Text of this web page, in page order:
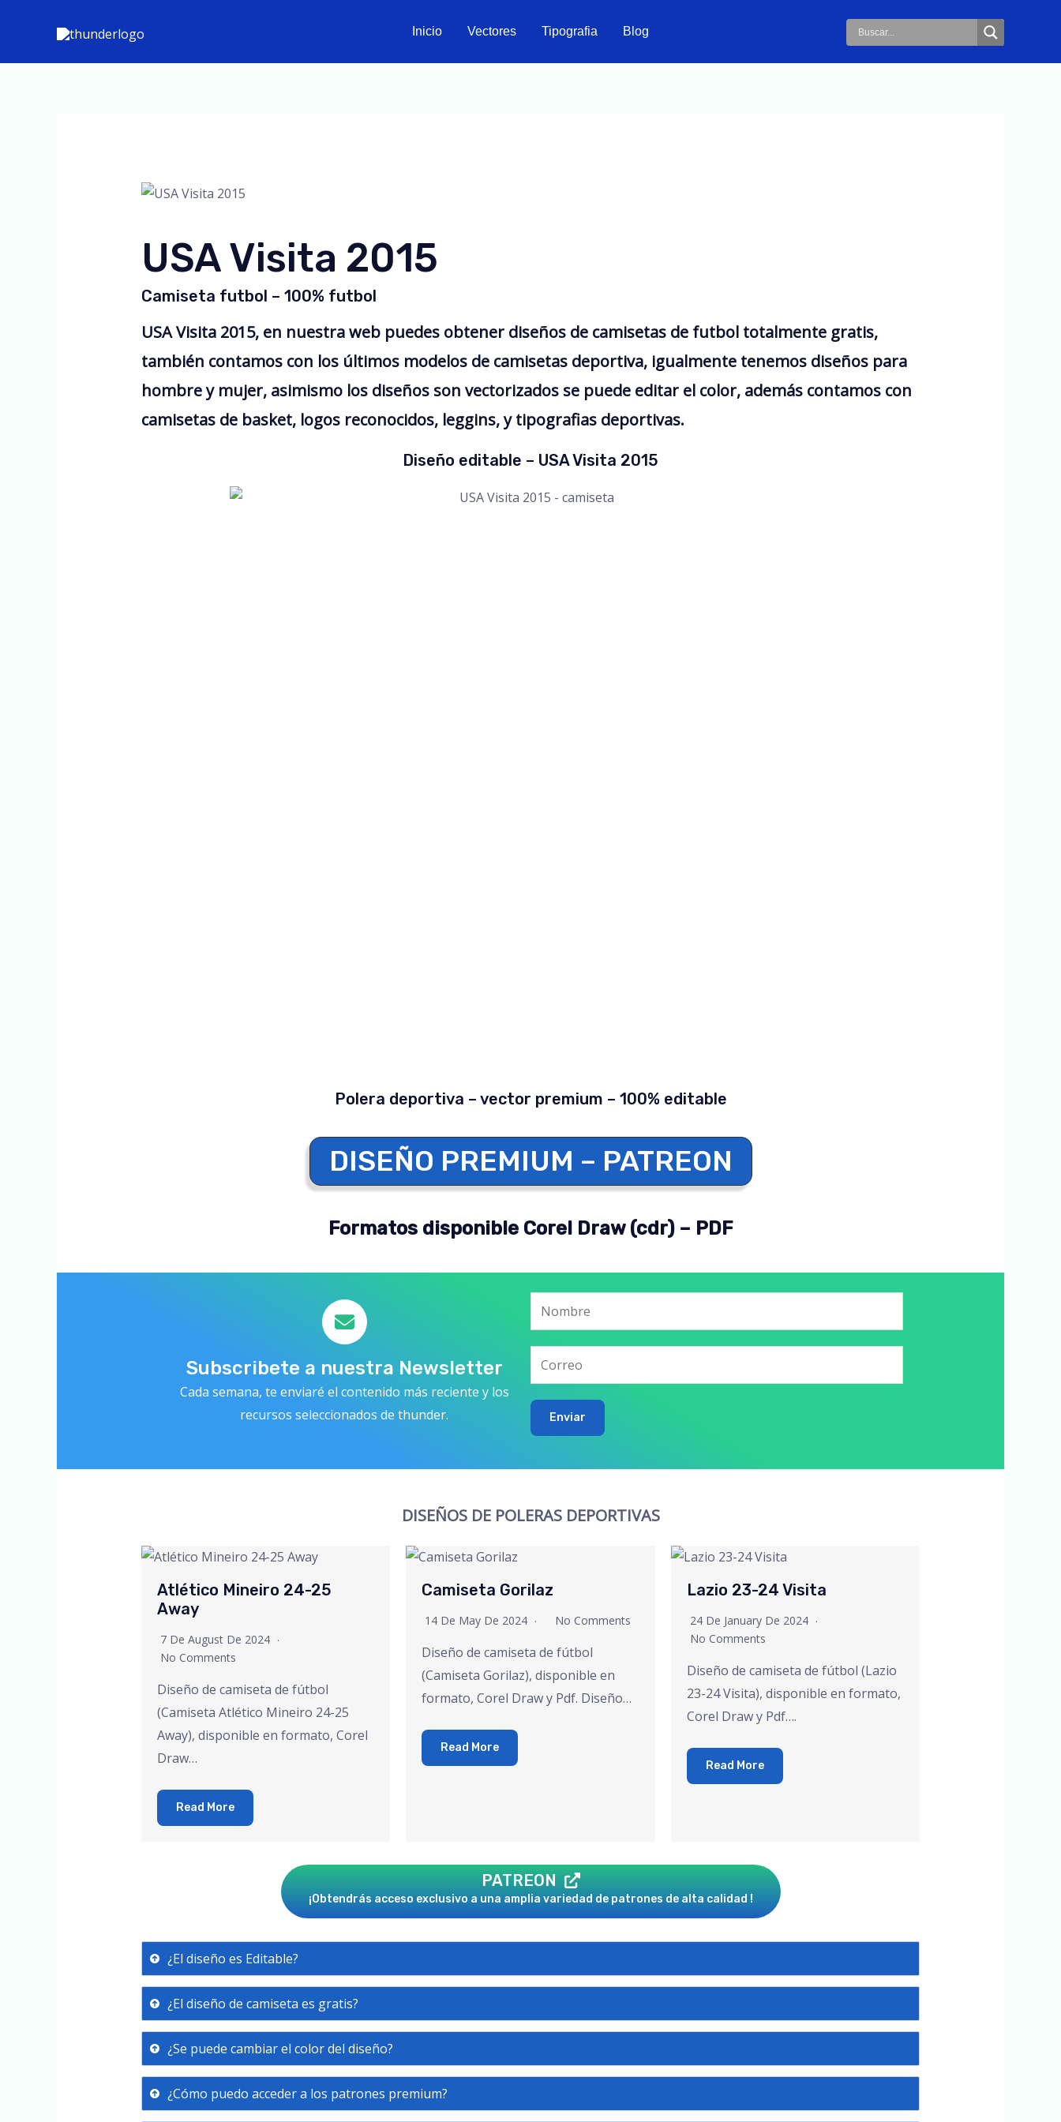
Inicio Vectores Tipografia Blog
USA Visita 2015
Camiseta futbol – 100% futbol
USA Visita 2015, en nuestra web puedes obtener diseños de camisetas de futbol totalmente gratis,
también contamos con los últimos modelos de camisetas deportiva, igualmente tenemos diseños para
hombre y mujer, asimismo los diseños son vectorizados se puede editar el color, además contamos con
camisetas de basket, logos reconocidos, leggins, y tipografias deportivas.
Diseño editable – USA Visita 2015
Polera deportiva – vector premium – 100% editable
DISEÑO PREMIUM – PATREON
Formatos disponible Corel Draw (cdr) – PDF
Subscribete a nuestra Newsletter
Cada semana, te enviaré el contenido más reciente y los
recursos seleccionados de thunder.
Enviar
DISEÑOS DE POLERAS DEPORTIVAS
Atlético Mineiro 24-25
Away
7 De August De 2024
No Comments
Diseño de camiseta de fútbol
(Camiseta Atlético Mineiro 24-25
Away), disponible en formato, Corel
Draw…
Read More
Camiseta Gorilaz
14 De May De 2024 No Comments
Diseño de camiseta de fútbol
(Camiseta Gorilaz), disponible en
formato, Corel Draw y Pdf. Diseño…
Read More
Lazio 23-24 Visita
24 De January De 2024
No Comments
Diseño de camiseta de fútbol (Lazio
23-24 Visita), disponible en formato,
Corel Draw y Pdf….
Read More
PATREON
¡Obtendrás acceso exclusivo a una amplia variedad de patrones de alta calidad !
¿El diseño es Editable?
¿El diseño de camiseta es gratis?
¿Se puede cambiar el color del diseño?
¿Cómo puedo acceder a los patrones premium?